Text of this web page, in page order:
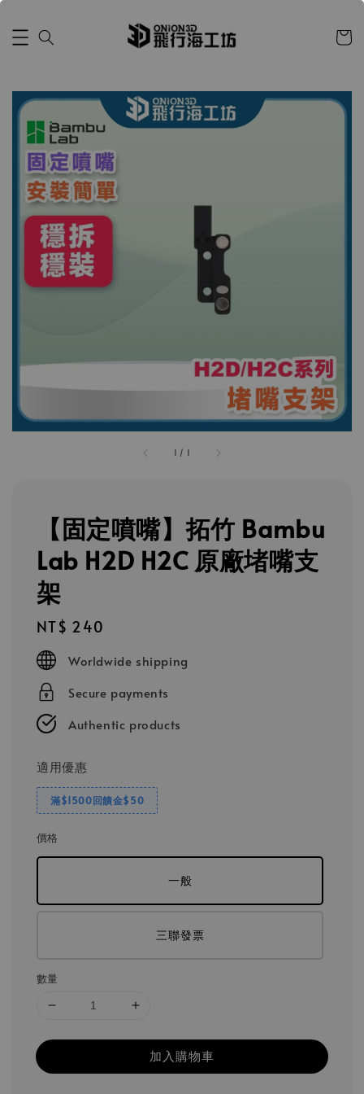
1 / 1
【固定噴嘴】拓竹 Bambu
Lab H2D H2C 原廠堵嘴支
架
Regular
price
NT$ 240
Worldwide shipping
Secure payments
Authentic products
適用優惠
滿$1500回饋金$50
價格
一般
三聯發票
數量
加入購物車